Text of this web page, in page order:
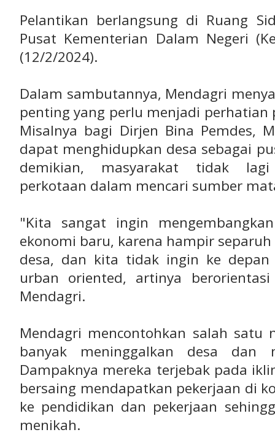
Pelantikan berlangsung di Ruang
Pusat Kementerian Dalam Negeri
(12/2/2024).
Dalam sambutannya, Mendagri
penting yang perlu menjadi
Misalnya bagi Dirjen Bina Pemdes,
dapat menghidupkan desa sebagai
demikian, masyarakat tidak lagi
perkotaan dalam mencari sumber
"Kita sangat ingin
ekonomi baru, karena hampir
desa, dan kita tidak ingin ke depan
urban oriented, artinya
Mendagri.
Mendagri mencontohkan salah satu
banyak meninggalkan desa
Dampaknya mereka terjebak pada
bersaing mendapatkan pekerjaan di
ke pendidikan dan pekerjaan
menikah.